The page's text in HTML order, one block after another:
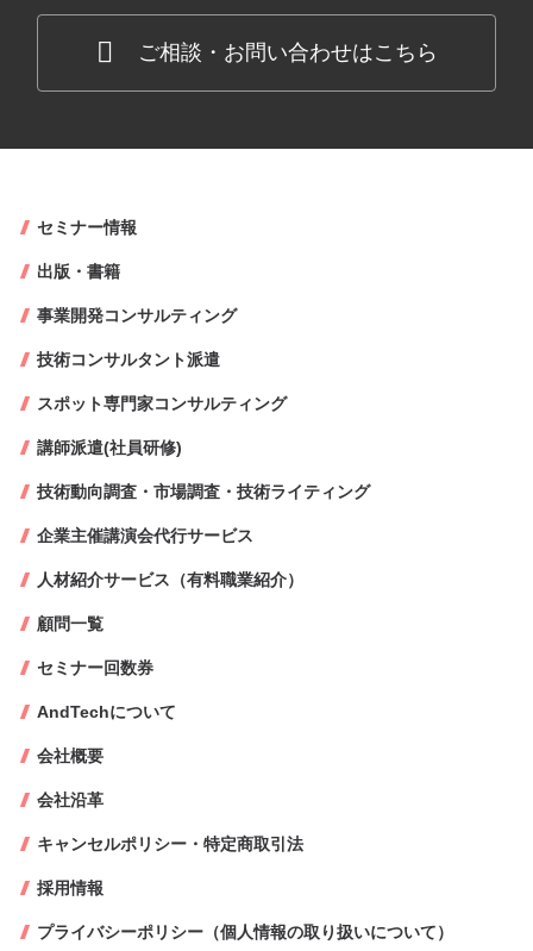
ご相談・お問い合わせはこちら
セミナー情報
出版・書籍
事業開発コンサルティング
技術コンサルタント派遣
スポット専門家コンサルティング
講師派遣(社員研修)
技術動向調査・市場調査・技術ライティング
企業主催講演会代行サービス
人材紹介サービス（有料職業紹介）
顧問一覧
セミナー回数券
AndTechについて
会社概要
会社沿革
キャンセルポリシー・特定商取引法
採用情報
プライバシーポリシー（個人情報の取り扱いについて）